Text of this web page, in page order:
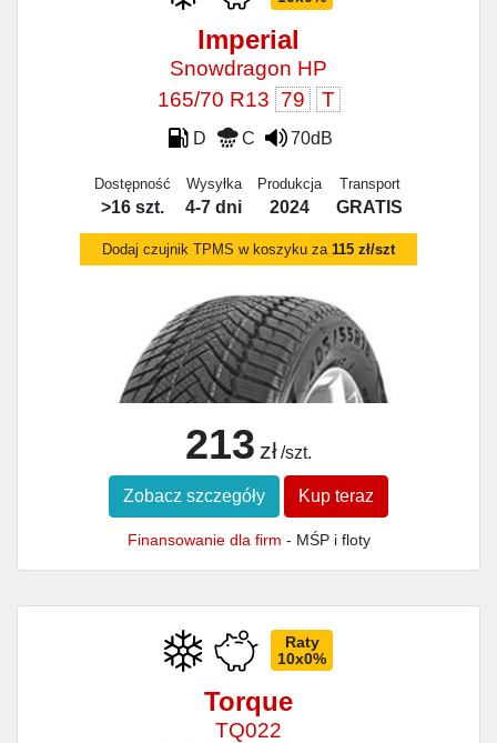
Imperial
Snowdragon HP
165/70 R13 79 T
D C 70dB
Dostępność
>16 szt.
Wysyłka
4-7 dni
Produkcja
2024
Transport
GRATIS
Dodaj czujnik TPMS w koszyku za 115 zł/szt
213 zł /szt.
Zobacz szczegóły Kup teraz
Finansowanie dla firm - MŚP i floty
Raty
10x0%
Torque
TQ022